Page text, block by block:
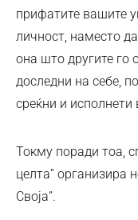
прифатите вашите
личност, наместо
она што другите го
доследни на себе,
среќни и
Токму поради тоа,
целта” организира
Своја”.